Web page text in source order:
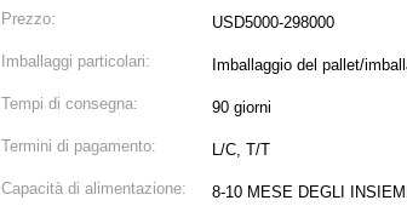
Prezzo: USD5000-298000
Imballaggi particolari: Imballaggio del pallet/
Tempi di consegna: 90 giorni
Termini di pagamento: L/C, T/T
Capacità di alimentazione: 8-10 MESE DEGLI INSIEMI